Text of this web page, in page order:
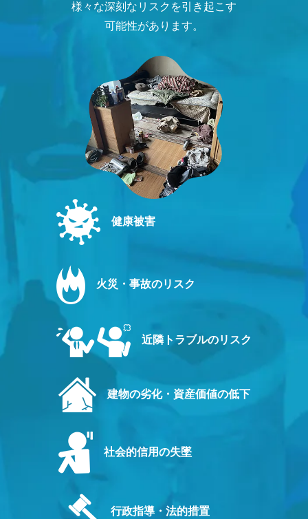
様々な深刻なリスクを引き起こす
可能性があります。
健康被害
火災・事故のリスク
近隣トラブルのリスク
建物の劣化・資産価値の低下
社会的信用の失墜
行政指導・法的措置